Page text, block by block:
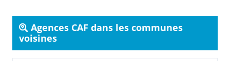
Agences CAF dans les communes
voisines